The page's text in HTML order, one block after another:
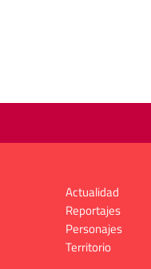
Actualidad
Reportajes
Personajes
Territorio